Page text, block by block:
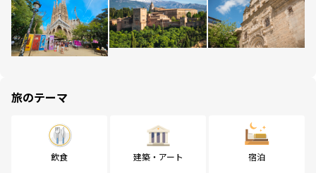
旅のテーマ
飲食 建築・アート 宿泊